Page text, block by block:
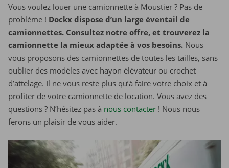
Vous voulez louer une camionnette à Moustier ? Pas de
problème ! Dockx dispose d’un large éventail de
camionnettes. Consultez notre offre, et trouverez la
camionnette la mieux adaptée à vos besoins. Nous
vous proposons des camionnettes de toutes les tailles, sans
oublier des modèles avec hayon élévateur ou crochet
d’attelage. Il ne vous reste plus qu’à faire votre choix et à
profiter de votre camionnette de location. Vous avez des
questions ? N’hésitez pas à nous contacter ! Nous nous
ferons un plaisir de vous aider.